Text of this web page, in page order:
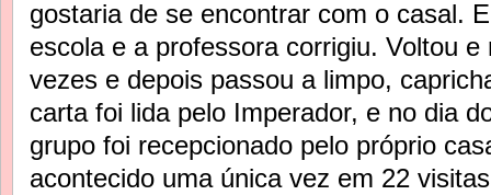
gostaria de se encontrar com o casal.
escola e a professora corrigiu. Voltou
vezes e depois passou a limpo,
carta foi lida pelo Imperador, e no dia
grupo foi recepcionado pelo próprio
acontecido uma única vez em 22